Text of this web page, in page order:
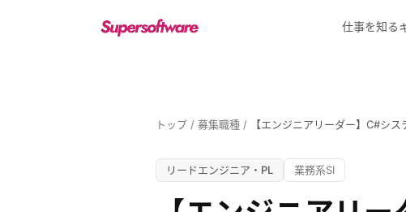
仕事を知る
トップ / 募集職種 / 【エンジニアリーダー】C#シス
リードエンジニア・PL 業務系SI